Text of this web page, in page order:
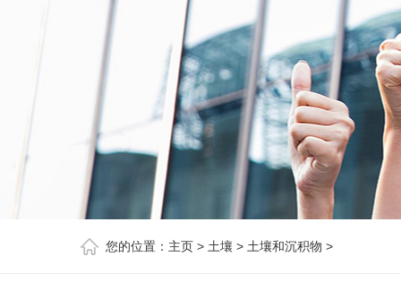
您的位置： 主页 > 土壤 > 土壤和沉积物 >